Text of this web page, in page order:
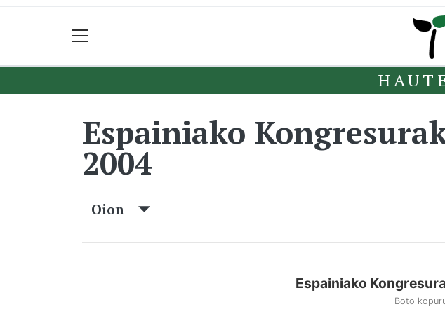
Espainiako
2004
Oion
Espainiako
Boto